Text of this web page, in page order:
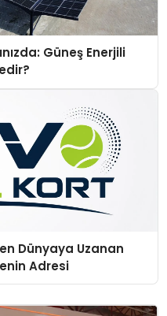
Güneş Enerjili
Dünyaya Uzanan
Adresi